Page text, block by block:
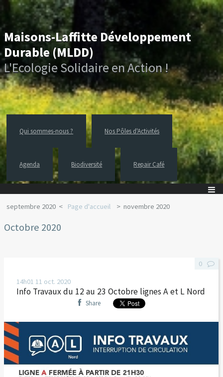
Maisons-Laffitte Développement
Durable (MLDD)
L'Ecologie Solidaire en Action !
Qui sommes-nous ? Nos Pôles d'Activités
Agenda Biodiversité Repair Café
septembre 2020 Page d'accueil novembre 2020
Octobre 2020
14h01 11 oct. 2020
Info Travaux du 12 au 23 Octobre lignes A et L Nord
Share
0